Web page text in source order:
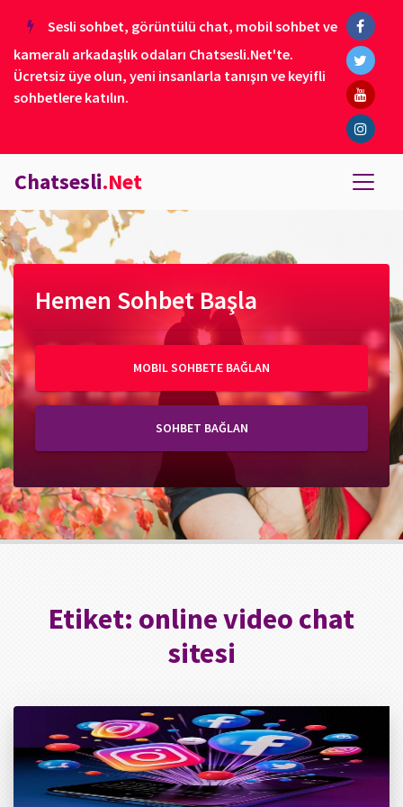
Sesli sohbet, görüntülü chat, mobil sohbet ve
kameralı arkadaşlık odaları Chatsesli.Net'te.
Ücretsiz üye olun, yeni insanlarla tanışın ve keyifli
sohbetlere katılın.
Chatsesli.Net
Hemen Sohbet Başla
MOBIL SOHBETE BAĞLAN
SOHBET BAĞLAN
Etiket: online video chat
sitesi